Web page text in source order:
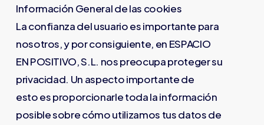
Información General de las cookies
La confianza del usuario es importante para
nosotros, y por consiguiente, en ESPACIO
EN POSITIVO, S.L. nos preocupa proteger su
privacidad. Un aspecto importante de
esto es proporcionarle toda la información
posible sobre cómo utilizamos tus datos de